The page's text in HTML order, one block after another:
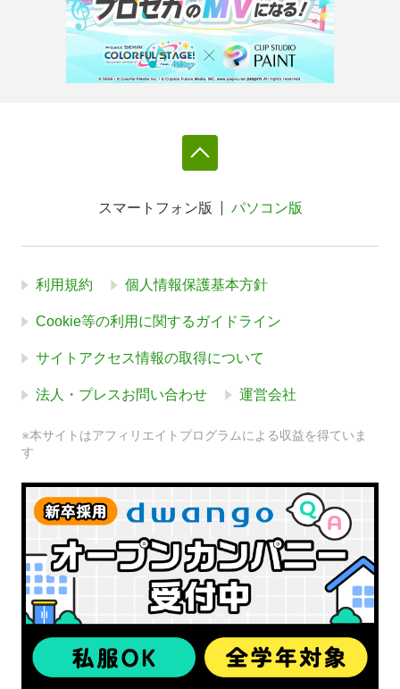
スマートフォン版 パソコン版
利用規約 個人情報保護基本方針
Cookie等の利用に関するガイドライン
サイトアクセス情報の取得について
法人・プレスお問い合わせ 運営会社
※本サイトはアフィリエイトプログラムによる収益を得ていま
す